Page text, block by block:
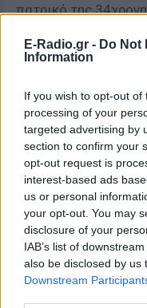
E-Radio.gr - Do Not
Information
If you wish to opt-out
processing of your
targeted advertising by
section to confirm your
opt-out request is
interest-based ads
us or personal
your opt-out. You may
disclosure of your
IAB’s list of
also be disclosed by us
Downstream
πατρικό της
μαγαζί του το πρωί
το φρικιαστικό
όπου είχαν